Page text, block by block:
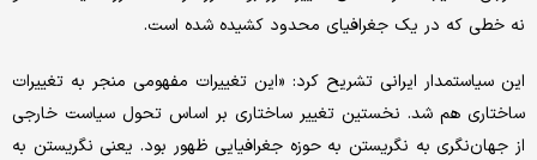
نه خطی که در یک جغرافیای محدود کشیده شده است.
این سیاستمدار ایرانی تشریح کرد: «این تغییرات مفهومی منجر به تغییرات
ساختاری هم شد. نخستین تغییر ساختاری بر اساس تحول سیاست خارجی
از جهان‌نگری به نگریستن به حوزه جغرافیایی ظهور بود. یعنی نگریستن به